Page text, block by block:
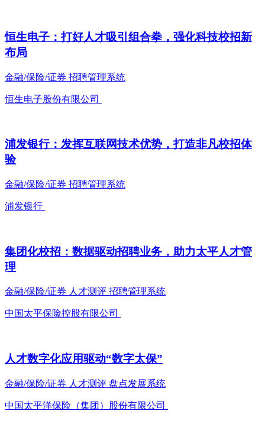
恒生电子：打好人才吸引组合拳，强化科技校招新
布局
金融/保险/证券 招聘管理系统
恒生电子股份有限公司
浦发银行：发挥互联网技术优势，打造非凡校招体
验
金融/保险/证券 招聘管理系统
浦发银行
集团化校招：数据驱动招聘业务，助力太平人才管
理
金融/保险/证券 人才测评 招聘管理系统
中国太平保险控股有限公司
人才数字化应用驱动“数字太保”
金融/保险/证券 人才测评 盘点发展系统
中国太平洋保险（集团）股份有限公司